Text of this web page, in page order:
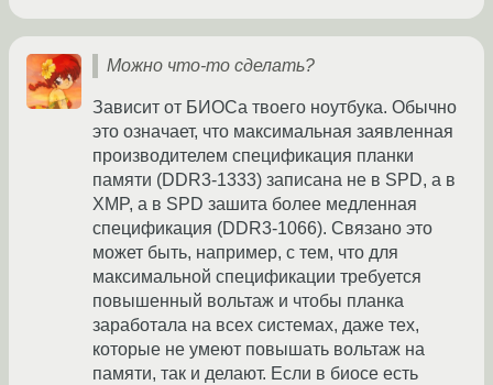
Можно что-то сделать?
Зависит от БИОСа твоего ноутбука. Обычно
это означает, что максимальная заявленная
производителем спецификация планки
памяти (DDR3-1333) записана не в SPD, а в
XMP, а в SPD зашита более медленная
спецификация (DDR3-1066). Связано это
может быть, например, с тем, что для
максимальной спецификации требуется
повышенный вольтаж и чтобы планка
заработала на всех системах, даже тех,
которые не умеют повышать вольтаж на
памяти, так и делают. Если в биосе есть